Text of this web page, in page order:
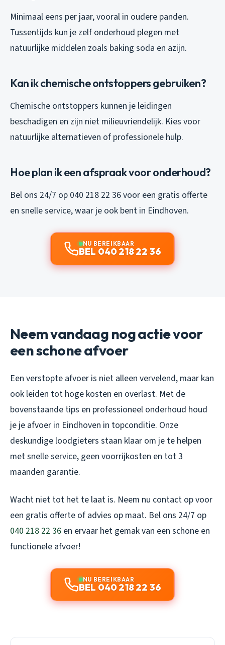
Minimaal eens per jaar, vooral in oudere panden.
Tussentijds kun je zelf onderhoud plegen met
natuurlijke middelen zoals baking soda en azijn.
Kan ik chemische ontstoppers gebruiken?
Chemische ontstoppers kunnen je leidingen
beschadigen en zijn niet milieuvriendelijk. Kies voor
natuurlijke alternatieven of professionele hulp.
Hoe plan ik een afspraak voor onderhoud?
Bel ons 24/7 op 040 218 22 36 voor een gratis offerte
en snelle service, waar je ook bent in Eindhoven.
NU BEREIKBAAR
BEL 040 218 22 36
Neem vandaag nog actie voor
een schone afvoer
Een verstopte afvoer is niet alleen vervelend, maar kan
ook leiden tot hoge kosten en overlast. Met de
bovenstaande tips en professioneel onderhoud houd
je je afvoer in Eindhoven in topconditie. Onze
deskundige loodgieters staan klaar om je te helpen
met snelle service, geen voorrijkosten en tot 3
maanden garantie.
Wacht niet tot het te laat is. Neem nu contact op voor
een gratis offerte of advies op maat. Bel ons 24/7 op
040 218 22 36 en ervaar het gemak van een schone en
functionele afvoer!
NU BEREIKBAAR
BEL 040 218 22 36